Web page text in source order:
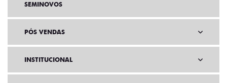
SEMINOVOS
PÓS VENDAS
INSTITUCIONAL